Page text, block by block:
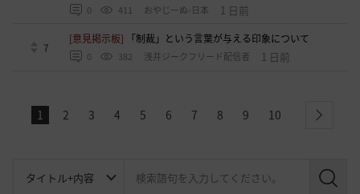
0 411 おやじーぬ-日本 1 日前
7
[意見掲示板] 「制裁」という言葉が与える印象について
0 382 浅井ジークフリード配信者 1 日前
1 2 3 4 5 6 7 8 9 10 next
検